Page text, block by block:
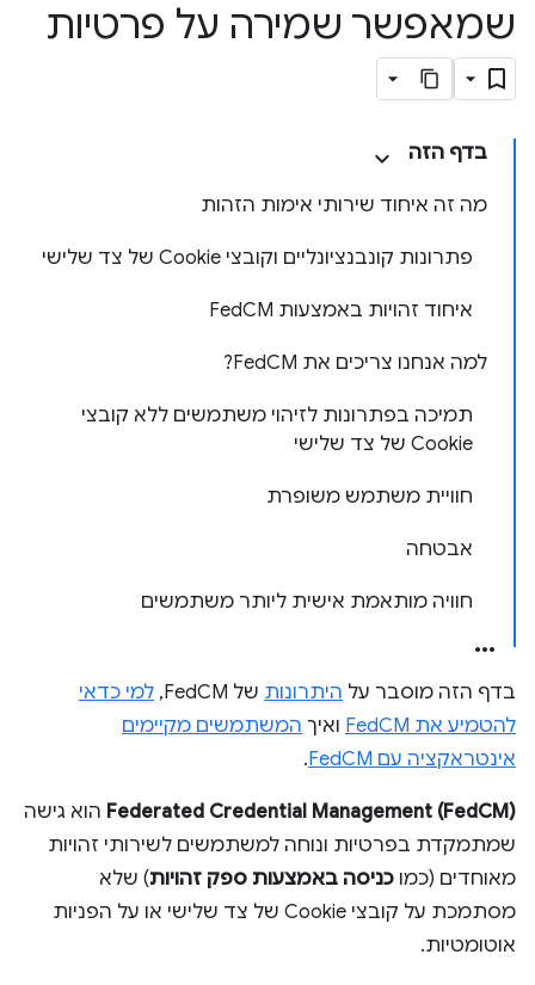
שמאפשר שמירה על פרטיות
בדף הזה
מה זה איחוד שירותי אימות הזהות
פתרונות קונבנציונליים וקובצי Cookie של צד שלישי
איחוד זהויות באמצעות FedCM
למה אנחנו צריכים את FedCM?
תמיכה בפתרונות לזיהוי משתמשים ללא קובצי
Cookie של צד שלישי
חוויית משתמש משופרת
אבטחה
חוויה מותאמת אישית ליותר משתמשים
בדף הזה מוסבר על היתרונות של FedCM,
למי כדאי
להטמיע את FedCM
ואיך המשתמשים מקיימים
אינטראקציה עם FedCM
.
Federated Credential Management (FedCM) הוא גישה
שמתמקדת בפרטיות ונוחה למשתמשים לשירותי זהויות
מאוחדים (כמו כניסה באמצעות ספק זהויות) שלא
מסתמכת על קובצי Cookie של צד שלישי או על הפניות
אוטומטיות.